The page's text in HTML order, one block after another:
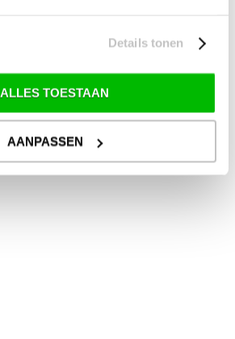
Details tonen
ALLES TOESTAAN
AANPASSEN